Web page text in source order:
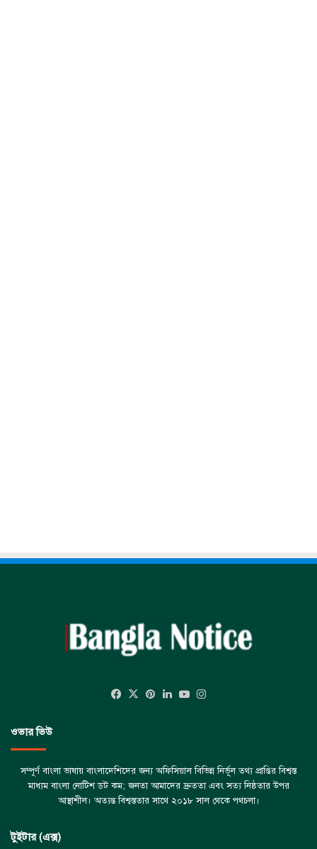
Facebook
X Pinterest
LinkedInYouTube
ওভার ভিউ
সম্পূর্ণ বাংলা ভাষায় বাংলাদেশিদের জন্য অফিসিয়াল বিভিন্ন নির্ভূল তথ্য প্রাপ্তির বিশ্বস্ত
মাধ্যম বাংলা নোটিশ ডট কম; জনতা আমাদের দ্রুততা এবং সত্য নিষ্ঠতার উপর
আস্থাশীল। অত্যন্ত বিশ্বস্ততার সাথে ২০১৮ সাল থেকে পথচলা।
টুইটার (এক্স)